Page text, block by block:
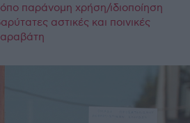
παράνομη χρήση/ιδιοποίηση
αστικές και ποινικές